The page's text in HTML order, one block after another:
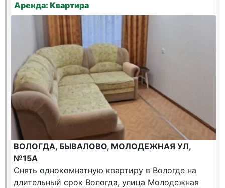
Аренда: Квартира
ВОЛОГДА, БЫВАЛОВО, МОЛОДЕЖНАЯ УЛ,
№15А
Снять однокомнатную квартиру в Вологде на
длительный срок Вологда, улица Молодежная